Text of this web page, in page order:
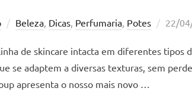
Beleza, Dicas, Perfumaria, Potes 22/
de skincare intacta em diferentes tipos
se adaptem a diversas texturas, sem
apresenta o nosso mais novo …